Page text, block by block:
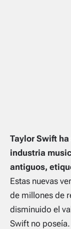
Taylor Swift
industria
antiguos,
Estas nuevas
de millones de
disminuido el
Swift no poseía.